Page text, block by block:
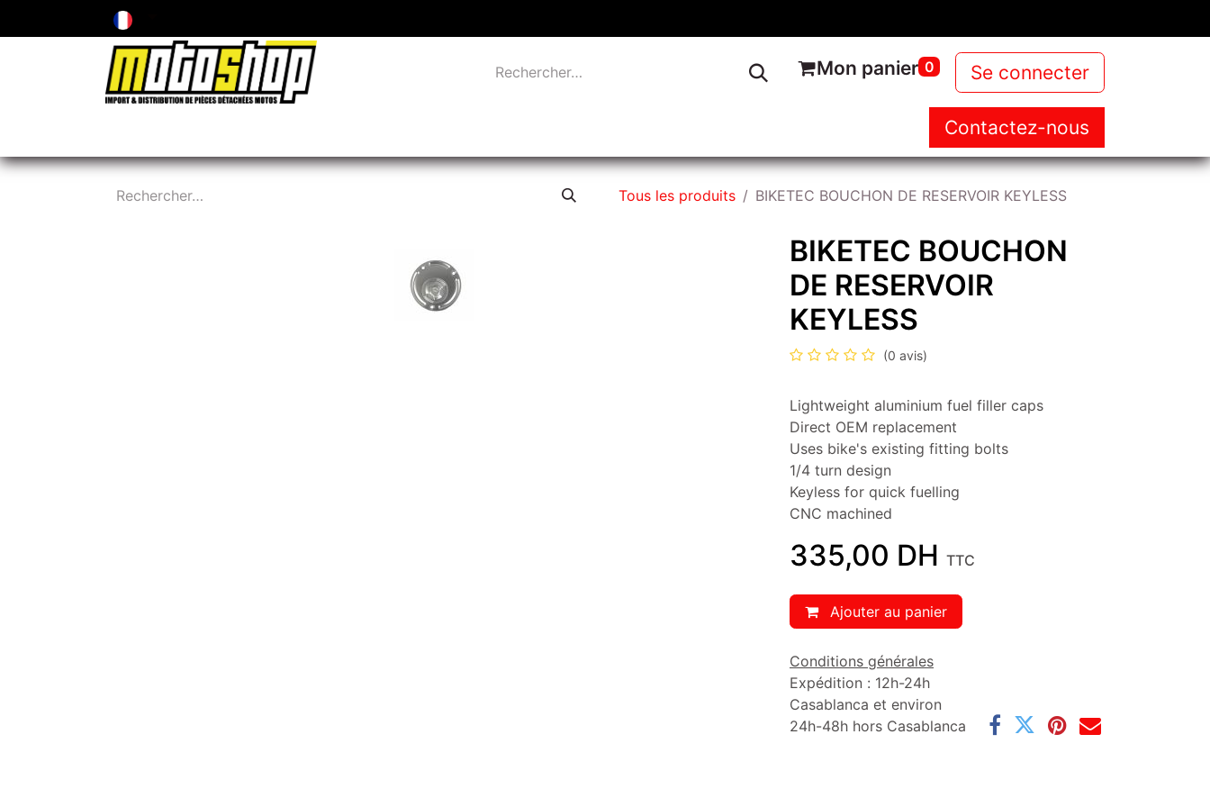
Mon panier 0 Se connecter
NOS PRODUITS NEWS
Contactez-nous
Tous les produits BIKETEC BOUCHON DE RESERVOIR KEYLESS
BIKETEC BOUCHON
DE RESERVOIR
KEYLESS
(0 avis)
Lightweight aluminium fuel filler caps
Direct OEM replacement
Uses bike's existing fitting bolts
1/4 turn design
Keyless for quick fuelling
CNC machined
335,00 DH TTC
Ajouter au panier
Conditions générales
Expédition : 12h-24h
Casablanca et environ
24h-48h hors Casablanca